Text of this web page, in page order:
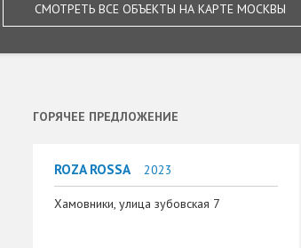
СМОТРЕТЬ ВСЕ ОБЪЕКТЫ НА КАРТЕ МОСКВЫ
ГОРЯЧЕЕ ПРЕДЛОЖЕНИЕ
ROZA ROSSA 2023
Хамовники, улица зубовская 7